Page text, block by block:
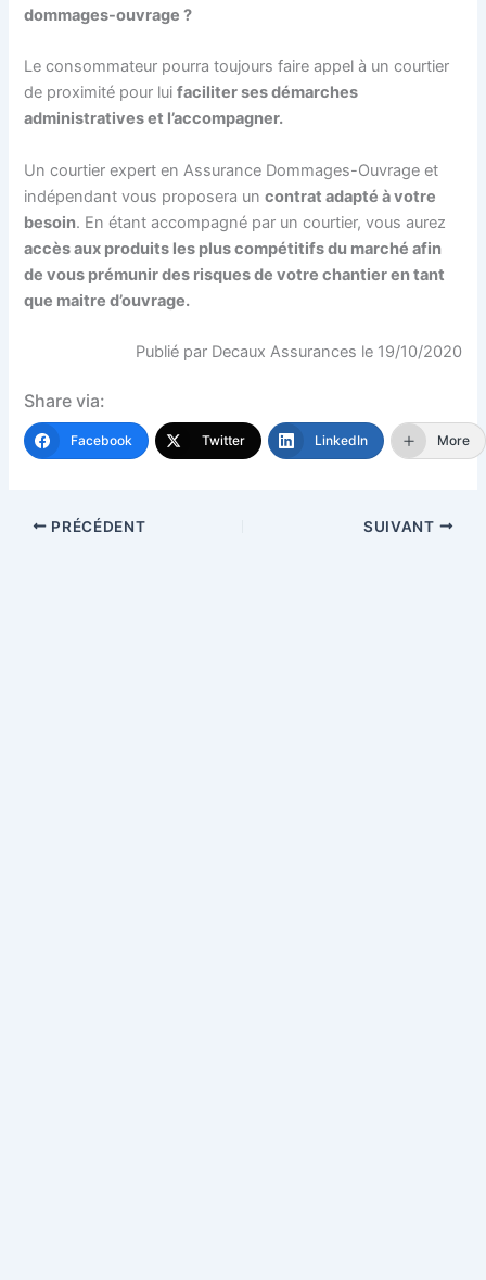
dommages-ouvrage ?
Le consommateur pourra toujours faire appel à un courtier
de proximité pour luifaciliter ses démarches
administratives et l’accompagner.
Un courtier expert en Assurance Dommages-Ouvrage et
indépendant vous proposera uncontrat adapté à votre
besoin. En étant accompagné par un courtier, vous aurez
accès aux produits les plus compétitifs du marché afin
de vous prémunir des risques de votre chantier en tant
que maitre d’ouvrage.
Publié par Decaux Assurances le 19/10/2020
Share via:
Facebook Twitter LinkedIn More
PRÉCÉDENT SUIVANT